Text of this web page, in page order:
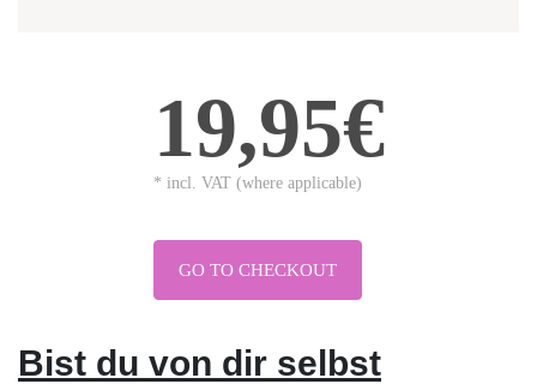
19,95€
* incl. VAT (where applicable)
GO TO CHECKOUT
Bist du von dir selbst